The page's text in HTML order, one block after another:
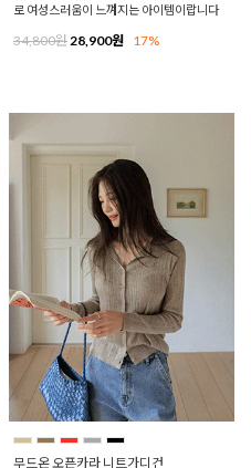
로 여성스러움이 느껴지는 아이템이랍니다
34,800원 28,900원 17%
무드온 오픈카라 니트가디건